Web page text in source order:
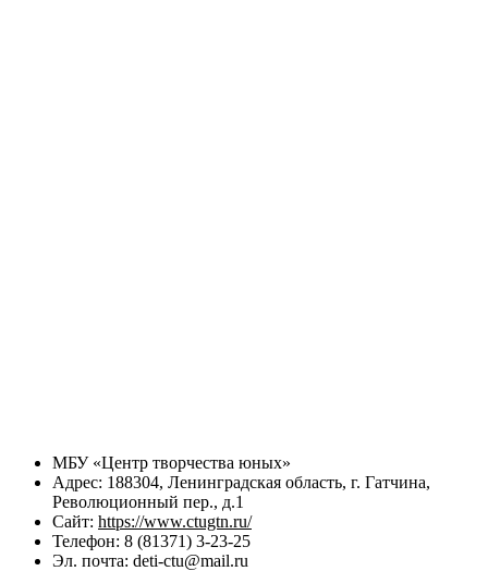
МБУ «Центр творчества юных»
Адрес: 188304, Ленинградская область, г. Гатчина,
Революционный пер., д.1
Сайт: https://www.ctugtn.ru/
Телефон: 8 (81371) 3-23-25
Эл. почта: deti-ctu@mail.ru